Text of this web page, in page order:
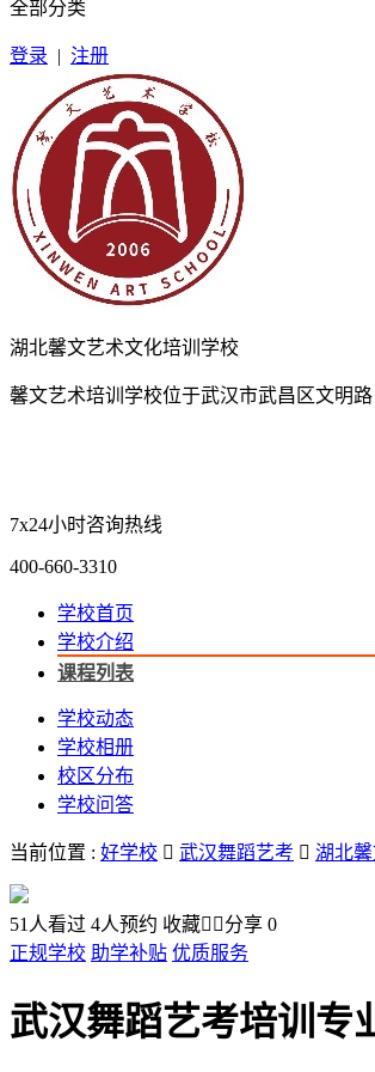
全部分类
登录 | 注册
湖北馨文艺术文化培训学校
馨文艺术培训学校位于武汉市武昌区文明
7x24小时咨询热线
400-660-3310
学校首页
学校介绍
课程列表
学校动态
学校相册
校区分布
学校问答
当前位置 : 好学校  武汉舞蹈艺考  湖北
51 人看过 4人预约 收藏 分享 0
正规学校 助学补贴 优质服务
武汉舞蹈艺考培训专